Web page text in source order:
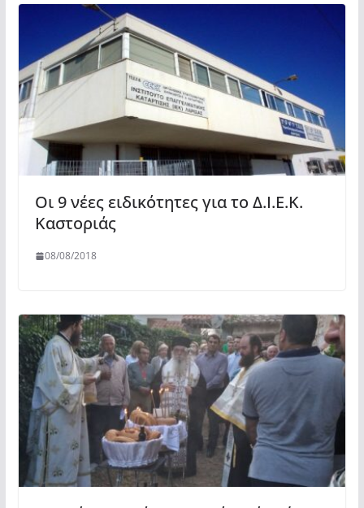
Οι 9 νέες ειδικότητες για το Δ.Ι.Ε.Κ.
Καστοριάς
08/08/2018